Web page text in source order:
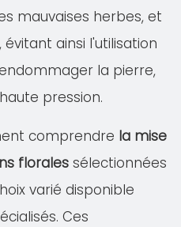
mauvaises herbes, et
ainsi l'utilisation
la pierre,
pression.
comprendre la mise
florales sélectionnées
varié disponible
Ces